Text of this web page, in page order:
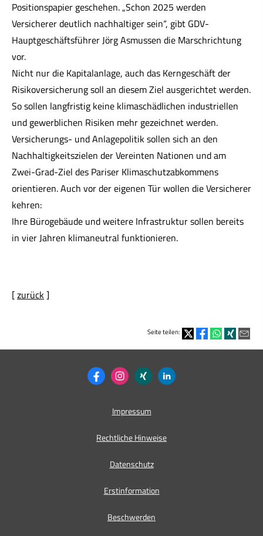
Positionspapier geschehen. „Schon 2025 werden
Versicherer deutlich nachhaltiger sein“, gibt GDV-
Hauptgeschäftsführer Jörg Asmussen die Marschrichtung
vor.
Nicht nur die Kapitalanlage, auch das Kerngeschäft der
Risikoversicherung soll an diesem Ziel ausgerichtet werden.
So sollen langfristig keine klimaschädlichen industriellen
und gewerblichen Risiken mehr gezeichnet werden.
Versicherungs- und Anlagepolitik sollen sich an den
Nachhaltigkeitszielen der Vereinten Nationen und am
Zwei-Grad-Ziel des Pariser Klimaschutzabkommens
orientieren. Auch vor der eigenen Tür wollen die Versicherer
kehren:
Ihre Bürogebäude und weitere Infrastruktur sollen bereits
in vier Jahren klimaneutral funktionieren.
[zurück]
Seite teilen:
Impressum
Rechtliche Hinweise
Datenschutz
Erstinformation
Beschwerden